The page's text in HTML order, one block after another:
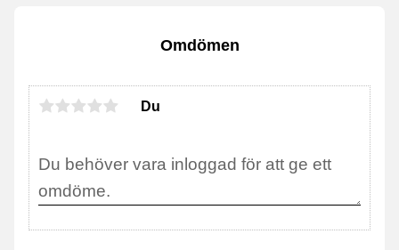
Omdömen
Du